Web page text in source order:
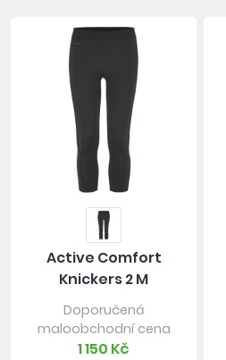
Active Comfort
Knickers 2 M
Doporučená
maloobchodní cena
1 150 Kč